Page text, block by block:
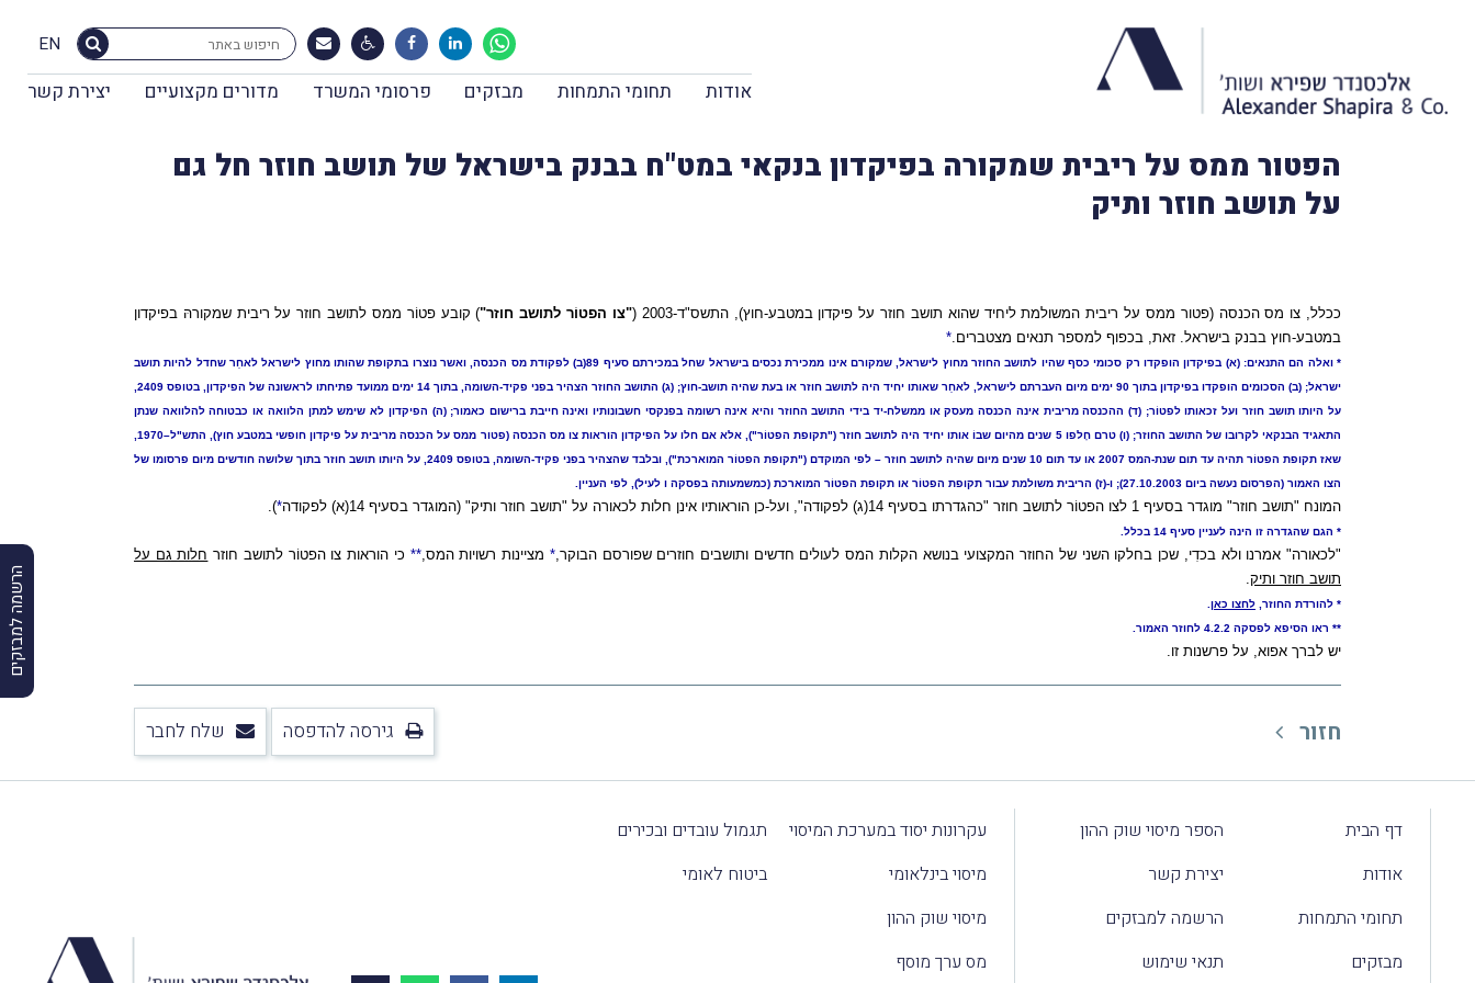
EN
אודות תחומי התמחות מבזקים פרסומי המשרד מדורים מקצועיים יצירת קשר
הרשמה למבזקים
הפטור ממס על ריבית שמקורה בפיקדון בנקאי במט"ח בבנק בישראל של תושב חוזר חל גם
על תושב חוזר ותיק
ככלל, צו מס הכנסה (פטור ממס על ריבית המשולמת ליחיד שהוא תושב חוזר על פיקדון במטבע-חוץ), התשס"ד-2003 ( "צו הפטוֹר לתושב חוזר") קובע פטוֹר ממס לתושב חוזר על ריבית שמקורהּ בפיקדון
במטבע-חוץ בבנק בישראל. זאת, בכפוף למספר תנאים מצטברים. *
* ואלה הם התנאים: (א) בפיקדון הופקדו רק סכומי כסף שהיו לתושב החוזר מחוץ לישראל, שמקורם אינו ממכירת נכסים בישראל שחל במכירתם סעיף 89(ב) לפקודת מס הכנסה, ואשר נוצרו בתקופת שהותו מחוץ לישראל לאחַר שחדל להיות תושב
על היותו תושב חוזר ועל זכאותו לפטוֹר; (ד) ההכנסה מריבית אינה הכנסה מעסק או ממשלח-יד בידי התושב החוזר והיא אינה רשומה בפנקסי חשבונותיו ואינה חייבת ברישום כאמור; (ה) הפיקדון לא שימש למתן הלוואה או כבטוחה להלוואה שנתן
שאז תקופת הפטוֹר תהיה עד תום שנת-המס 2007 או עד תום 10 שנים מיום שהיה לתושב חוזר – לפי המוקדם ("תקופת הפטוֹר המוארכת"), ובלבד שהצהיר בפני פקיד-השומה, בטופס 2409, על היותו תושב חוזר בתוך שלושה חודשים מיום פרסומו של
הצו האמור (הפרסום נעשה ביום 27.10.2003); ו-(ז) הריבית משולמת עבור תקופת הפטוֹר או תקופת הפטוֹר המוארכת (כמשמעותה בפסקה ו לעיל), לפי העניין.
המונח "תושב חוזר" מוגדר בסעיף 1 לצו הפטוֹר לתושב חוזר "כהגדרתו בסעיף 14(ג) לפקודה", ועל-כן הוראותיו אינן חלות לכאורה על "תושב חוזר ותיק" (המוגדר בסעיף 14(א) לפקודה *
).
* הגם שהגדרה זו הינה לעניין סעיף 14 בכלל.
"לכאורה" אמרנו ולא בכדִי, שכן בחלקו השני של החוזר המקצועי בנושא הקלות המס לעולים חדשים ותושבים חוזרים שפורסם הבוקר,* מציינות רשויות המס,*
* כי הוראות צו הפטוֹר לתושב חוזר חלות גם על
תושב חוזר ותיק
* להורדת החוזר, לחצו כאן
** ראו הסיפא לפסקה 4.2.2 לחוזר האמור.
יש לברך אפוא, על פרשנות זו.
חזור גירסה להדפסה שלח לחבר
דף הבית
אודות
תחומי התמחות
מבזקים
הספר מיסוי שוק ההון
יצירת קשר
הרשמה למבזקים
תנאי שימוש
עקרונות יסוד במערכת המיסוי
מיסוי בינלאומי
מיסוי שוק ההון
מס ערך מוסף
תגמול עובדים ובכירים
ביטוח לאומי